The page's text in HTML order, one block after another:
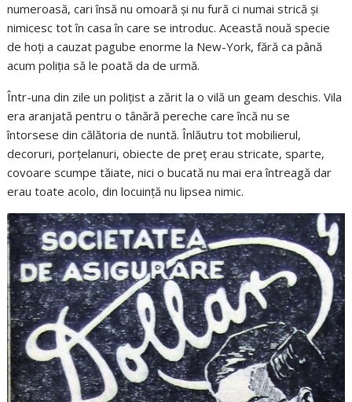
numeroasă, cari însă nu omoară şi nu fură ci numai strică şi
nimicesc tot în casa în care se introduc. Această nouă specie
de hoţi a cauzat pagube enorme la New-York, fără ca până
acum poliţia să le poată da de urmă.
Într-una din zile un poliţist a zărit la o vilă un geam deschis. Vila
era aranjată pentru o tânără pereche care încă nu se
întorsese din călătoria de nuntă. Înlăutru tot mobilierul,
decoruri, porţelanuri, obiecte de preţ erau stricate, sparte,
covoare scumpe tăiate, nici o bucată nu mai era întreagă dar
erau toate acolo, din locuinţă nu lipsea nimic.